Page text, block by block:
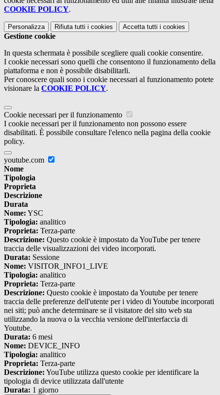
COOKIE POLICY.
Personalizza Rifiuta tutti i cookies Accetta tutti i cookies
Gestione cookie
In questa schermata è possibile scegliere quali cookie consentire.
I cookie necessari sono quelli che consentono il funzionamento della
piattaforma e non è possibile disabilitarli.
Per conoscere quali sono i cookie necessari al funzionamento potete
visionare la COOKIE POLICY.
Cookie necessari per il funzionamento
I cookie necessari per il funzionamento non possono essere
disabilitati. È possibile consultare l'elenco nella pagina della cookie
policy.
youtube.com
Nome
Tipologia
Proprieta
Descrizione
Durata
Nome: YSC
Tipologia: analitico
Proprieta: Terza-parte
Descrizione: Questo cookie è impostato da YouTube per tenere
traccia delle visualizzazioni dei video incorporati.
Durata: Sessione
Nome: VISITOR_INFO1_LIVE
Tipologia: analitico
Proprieta: Terza-parte
Descrizione: Questo cookie è impostato da Youtube per tenere
traccia delle preferenze dell'utente per i video di Youtube incorporati
nei siti; può anche determinare se il visitatore del sito web sta
utilizzando la nuova o la vecchia versione dell'interfaccia di
Youtube.
Durata: 6 mesi
Nome: DEVICE_INFO
Tipologia: analitico
Proprieta: Terza-parte
Descrizione: YouTube utilizza questo cookie per identificare la
tipologia di device utilizzata dall'utente
Durata: 1 giorno